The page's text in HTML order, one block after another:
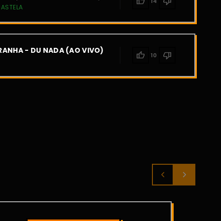
- DU NADA (AO VIVO) thumb_up 10 thumb_down